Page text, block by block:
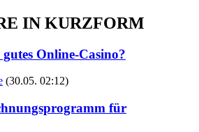
IN KURZFORM
Online-Casino?
(30.05. 02:12)
für